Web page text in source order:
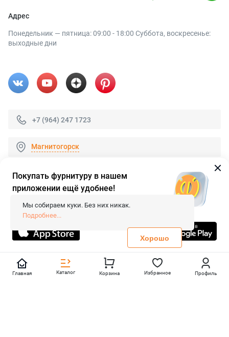
Адрес
Понедельник — пятница: 09:00 - 18:00 Суббота, воскресенье:
выходные дни
+7 (964) 247 1723
Магнитогорск
© 2026 «FieraShop.ru»
Сопровождение сайта
- Вебформат.
Все права защищены.
Не является публичной офертой
Политика конфиденциальности
Главная Каталог Корзина Избранное Профиль
Покупать фурнитуру в нашем
приложении ещё удобнее!
Мы собираем куки. Без них никак.
Подробнее...
Хорошо